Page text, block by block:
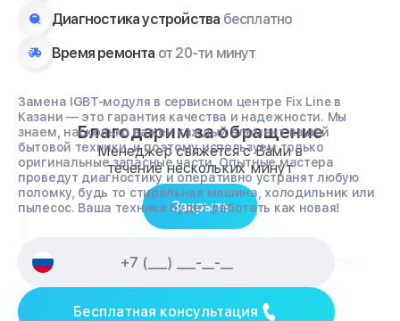
Диагностика устройства бесплатно
Время ремонта от 20-ти минут
Замена IGBT-модуля в сервисном центре Fix Line в
Казани — это гарантия качества и надежности. Мы
знаем, насколько важен каждый элемент вашей
бытовой техники, и поэтому используем только
оригинальные запасные части. Опытные мастера
проведут диагностику и оперативно устранят любую
поломку, будь то стиральная машина, холодильник или
пылесос. Ваша техника будет работать как новая!
Бесплатная консультация
Благодарим за обращение
Менеджер свяжется с Вами в
течение нескольких минут
Закрыть